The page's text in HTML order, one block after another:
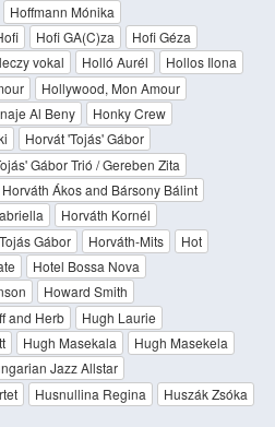
Hoffmann Mónika
Hofi GA(C)za
Hofi Géza
vokal Holló Aurél
Hollos Ilona
Hollywood, Mon Amour
Al Beny
Honky Crew
Horvát 'Tojás' Gábor
Gábor Trió / Gereben Zita
Horváth Ákos and Bársony Bálint
Horváth Kornél
Gábor Horváth-Mits
Hot
Hotel Bossa Nova
Howard Smith
and Herb
Hugh Laurie
Hugh Masekala
Hugh Masekela
Jazz Allstar
Husnullina Regina
Huszák Zsóka